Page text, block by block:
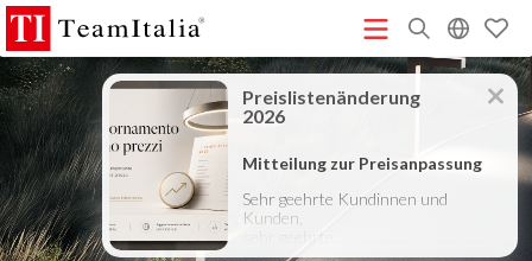
R
Preisliste – Juli 2026(513K) Katalog Neuheiten 2026
CATALOGUE 2025(12M) TECHNICAL CATALOGUE 2025
COMPANY PROFILE ITA (3M) COMPANY PROFILE GB(3M) COMPANY
PROFILE DE
StarTeam 1 (Einführung) (16M)
StarTeam 2
(Produkt)(15M) ★Touch-Dim and Synchronization Instructions